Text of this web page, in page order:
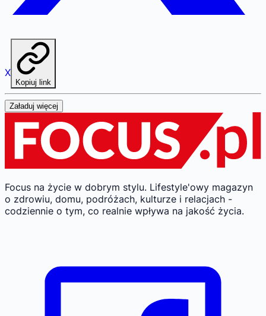
X
Kopiuj link
Załaduj więcej
Focus na życie w dobrym stylu. Lifestyle'owy magazyn
o zdrowiu, domu, podróżach, kulturze i relacjach -
codziennie o tym, co realnie wpływa na jakość życia.